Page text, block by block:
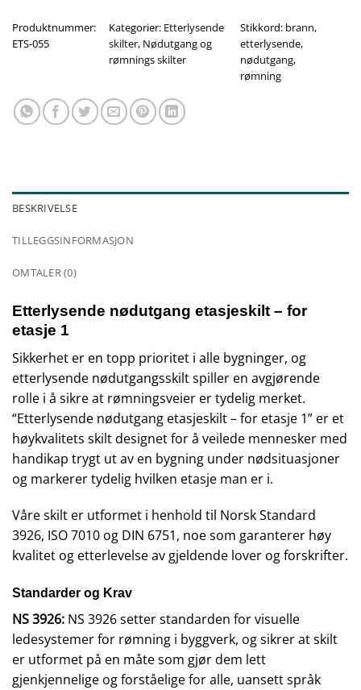
Produktnummer:
ETS-055
Kategorier: Etterlysende
skilter, Nødutgang og
rømnings skilter
Stikkord: brann,
etterlysende,
nødutgang,
rømning
BESKRIVELSE
TILLEGGSINFORMASJON
OMTALER (0)
Etterlysende nødutgang etasjeskilt – for
etasje 1
Sikkerhet er en topp prioritet i alle bygninger, og
etterlysende nødutgangsskilt spiller en avgjørende
rolle i å sikre at rømningsveier er tydelig merket.
“Etterlysende nødutgang etasjeskilt – for etasje 1” er et
høykvalitets skilt designet for å veilede mennesker med
handikap trygt ut av en bygning under nødsituasjoner
og markerer tydelig hvilken etasje man er i.
Våre skilt er utformet i henhold til Norsk Standard
3926, ISO 7010 og DIN 6751, noe som garanterer høy
kvalitet og etterlevelse av gjeldende lover og forskrifter.
Standarder og Krav
NS 3926: NS 3926 setter standarden for visuelle
ledesystemer for rømning i byggverk, og sikrer at skilt
er utformet på en måte som gjør dem lett
gjenkjennelige og forståelige for alle, uansett språk